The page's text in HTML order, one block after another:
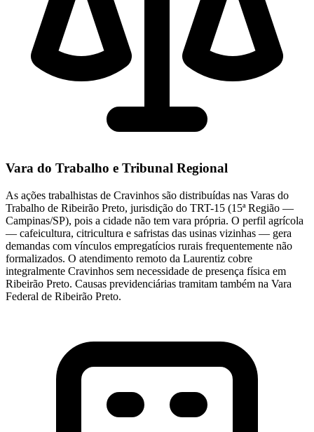
Vara do Trabalho e Tribunal Regional
As ações trabalhistas de Cravinhos são distribuídas nas Varas do
Trabalho de Ribeirão Preto, jurisdição do TRT-15 (15ª Região —
Campinas/SP), pois a cidade não tem vara própria. O perfil agrícola
— cafeicultura, citricultura e safristas das usinas vizinhas — gera
demandas com vínculos empregatícios rurais frequentemente não
formalizados. O atendimento remoto da Laurentiz cobre
integralmente Cravinhos sem necessidade de presença física em
Ribeirão Preto. Causas previdenciárias tramitam também na Vara
Federal de Ribeirão Preto.